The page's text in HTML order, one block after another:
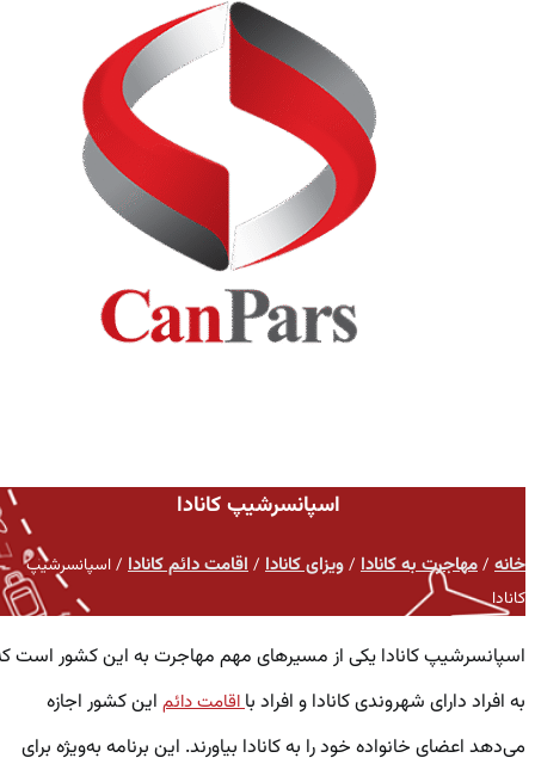
اسپانسرشیپ کانادا
خانه/مهاجرت به کانادا/ویزای کانادا/اقامت دائم کانادا/اسپانسرشیپ
کانادا
اسپانسرشیپ کانادا یکی از مسیرهای مهم مهاجرت به این کشور است که
به افراد دارای شهروندی کانادا و افراد با اقامت دائماین کشور اجازه
می‌دهد اعضای خانواده خود را به کانادا بیاورند. این برنامه به‌ویژه برای